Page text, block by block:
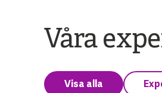
Våra
Visa alla